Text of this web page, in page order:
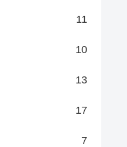
11
10
13
17
7